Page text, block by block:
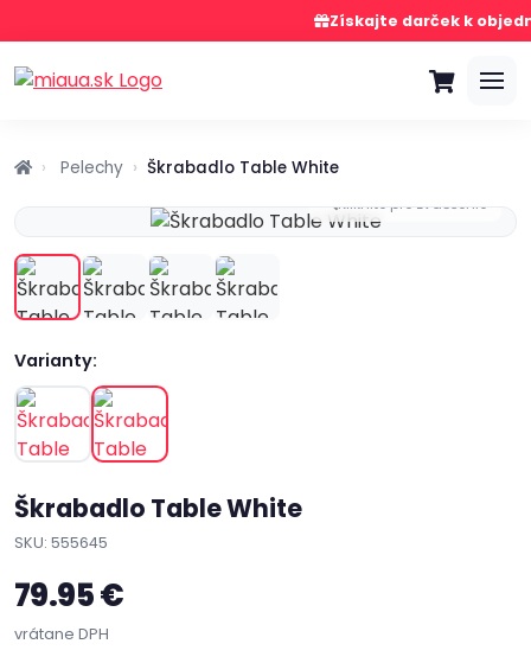
Získajte darček k
Pelechy Škrabadlo Table White
Kliknite pre zväčšenie
Varianty:
Škrabadlo Table White
SKU: 555645
79.95 €
vrátane DPH